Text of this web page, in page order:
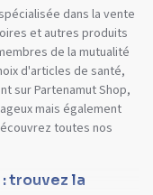
dans la vente
et autres produits
de la mutualité
d'articles de santé,
sur Partenamut Shop,
mais également
toutes nos
trouvez la